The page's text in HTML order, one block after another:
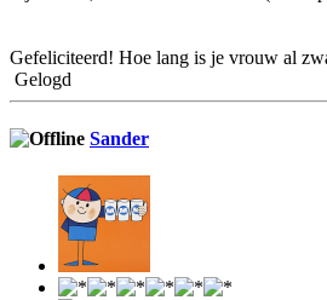
Gefeliciteerd! Hoe lang is je vrouw al
Gelogd
Sander